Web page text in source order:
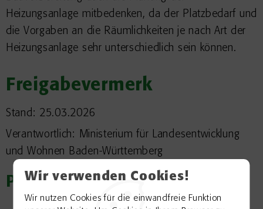
Wir verwenden Cookies!
Wir nutzen Cookies für die einwandfreie Funktion
Heizungsanlage mitbedenken, da der Platzbedarf und
die Vorgaben an die Räumlichkeiten je nach Art der
Heizungsanlage sehr unterschiedlich sein können.
Freigabevermerk
Stand: 25.03.2026
Verantwortlich: Ministerium für Landesentwicklung
und Wohnen Baden-Württemberg
Passend zum Thema
Bauen und Modernisieren